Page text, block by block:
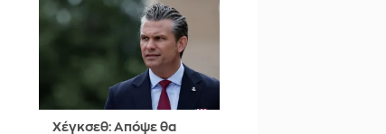
Χέγκσεθ: Απόψε θα